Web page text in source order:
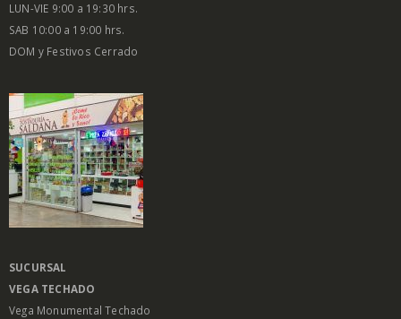
LUN-VIE 9:00 a 19:30 hrs.
SAB 10:00 a 19:00 hrs.
DOM y Festivos Cerrado
SUCURSAL
VEGA TECHADO
Vega Monumental Techado